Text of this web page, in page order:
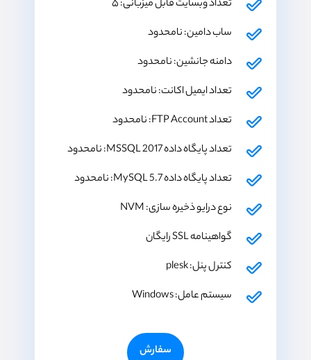
تعداد وبسایت قابل میزبانی: ۵
ساب دامین: نامحدود
دامنه جانشین: نامحدود
تعداد ایمیل اکانت: نامحدود
تعداد FTP Account: نامحدود
تعداد پایگاه داده MSSQL 2017: نامحدود
تعداد پایگاه داده MySQL 5.7: نامحدود
نوع درایو ذخیره سازی: NVM
گواهینامه SSL رایگان
کنترل پنل: plesk
سیستم عامل: Windows
سفارش